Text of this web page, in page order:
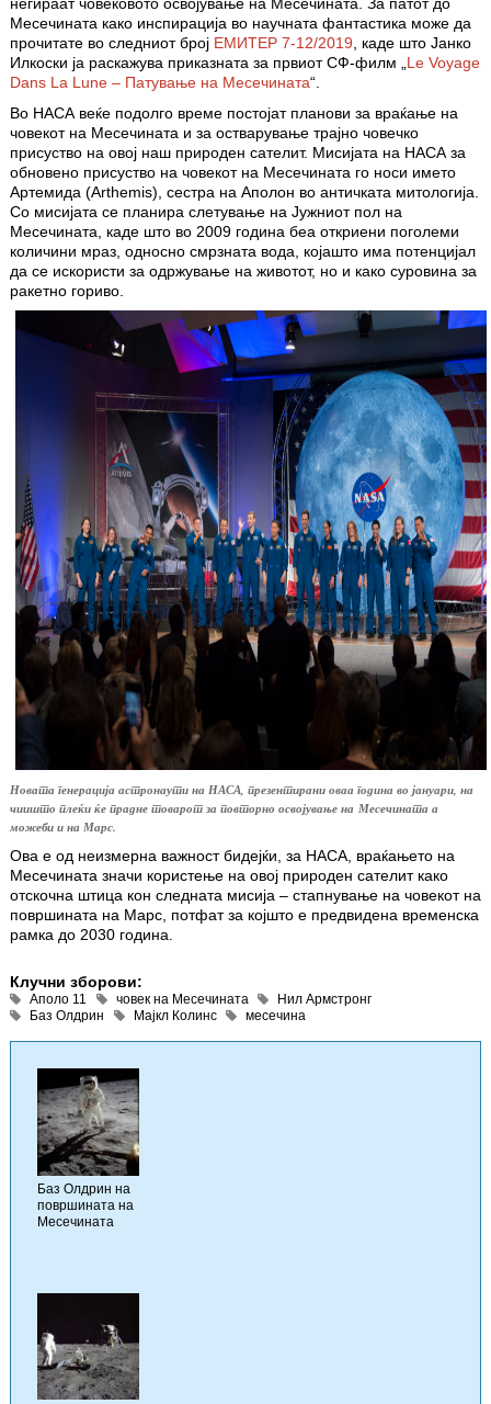
негираат човековото освојување на Месечината. За патот до
Месечината како инспирација во научната фантастика може да
прочитате во следниот број ЕМИТЕР 7-12/2019, каде што Јанко
Илкоски ја раскажува приказната за првиот СФ-филм „Le Voyage
Dans La Lune – Патување на Месечината“.
Во НАСА веќе подолго време постојат планови за враќање на
човекот на Месечината и за остварување трајно човечко
присуство на овој наш природен сателит. Мисијата на НАСА за
обновено присуство на човекот на Месечината го носи името
Артемида (Arthemis), сестра на Аполон во античката митологија.
Со мисијата се планира слетување на Јужниот пол на
Месечината, каде што во 2009 година беа откриени поголеми
количини мраз, односно смрзната вода, којашто има потенцијал
да се искористи за одржување на животот, но и како суровина за
ракетно гориво.
Новата генерација астронаути на НАСА, презентирани оваа година во јануари, на
чиишто плеќи ќе прадне товарот за повторно освојување на Месечината а
можеби и на Марс.
Ова е од неизмерна важност бидејќи, за НАСА, враќањето на
Месечината значи користење на овој природен сателит како
отскочна штица кон следната мисија – стапнување на човекот на
површината на Марс, потфат за којшто е предвидена временска
рамка до 2030 година.
Клучни зборови:
Аполо 11 човек на Месечината
Нил Армстронг
Баз Олдрин
Мајкл Колинс месечина
Баз Олдрин на
површината на
Месечината